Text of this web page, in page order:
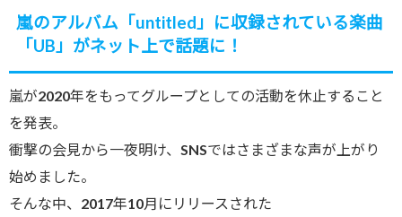
嵐のアルバム「untitled」に収録されている楽曲
「UB」がネット上で話題に！
嵐が2020年をもってグループとしての活動を休止すること
を発表。
衝撃の会見から一夜明け、SNSではさまざまな声が上がり
始めました。
そんな中、2017年10月にリリースされた